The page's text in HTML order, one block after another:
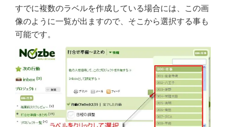
すでに複数のラベルを作成している場合には、この画
像のように一覧が出ますので、そこから選択する事も
可能です。